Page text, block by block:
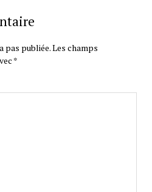
pas publiée.Les champs
*